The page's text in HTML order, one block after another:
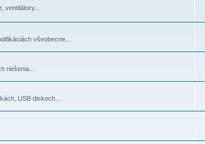
všeobecne...
riešenia...
USB diskoch...